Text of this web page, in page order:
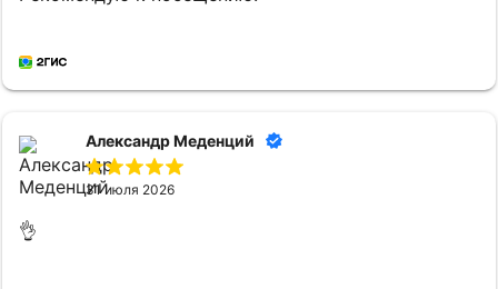
Александр Меденций
31 июля 2026
👌